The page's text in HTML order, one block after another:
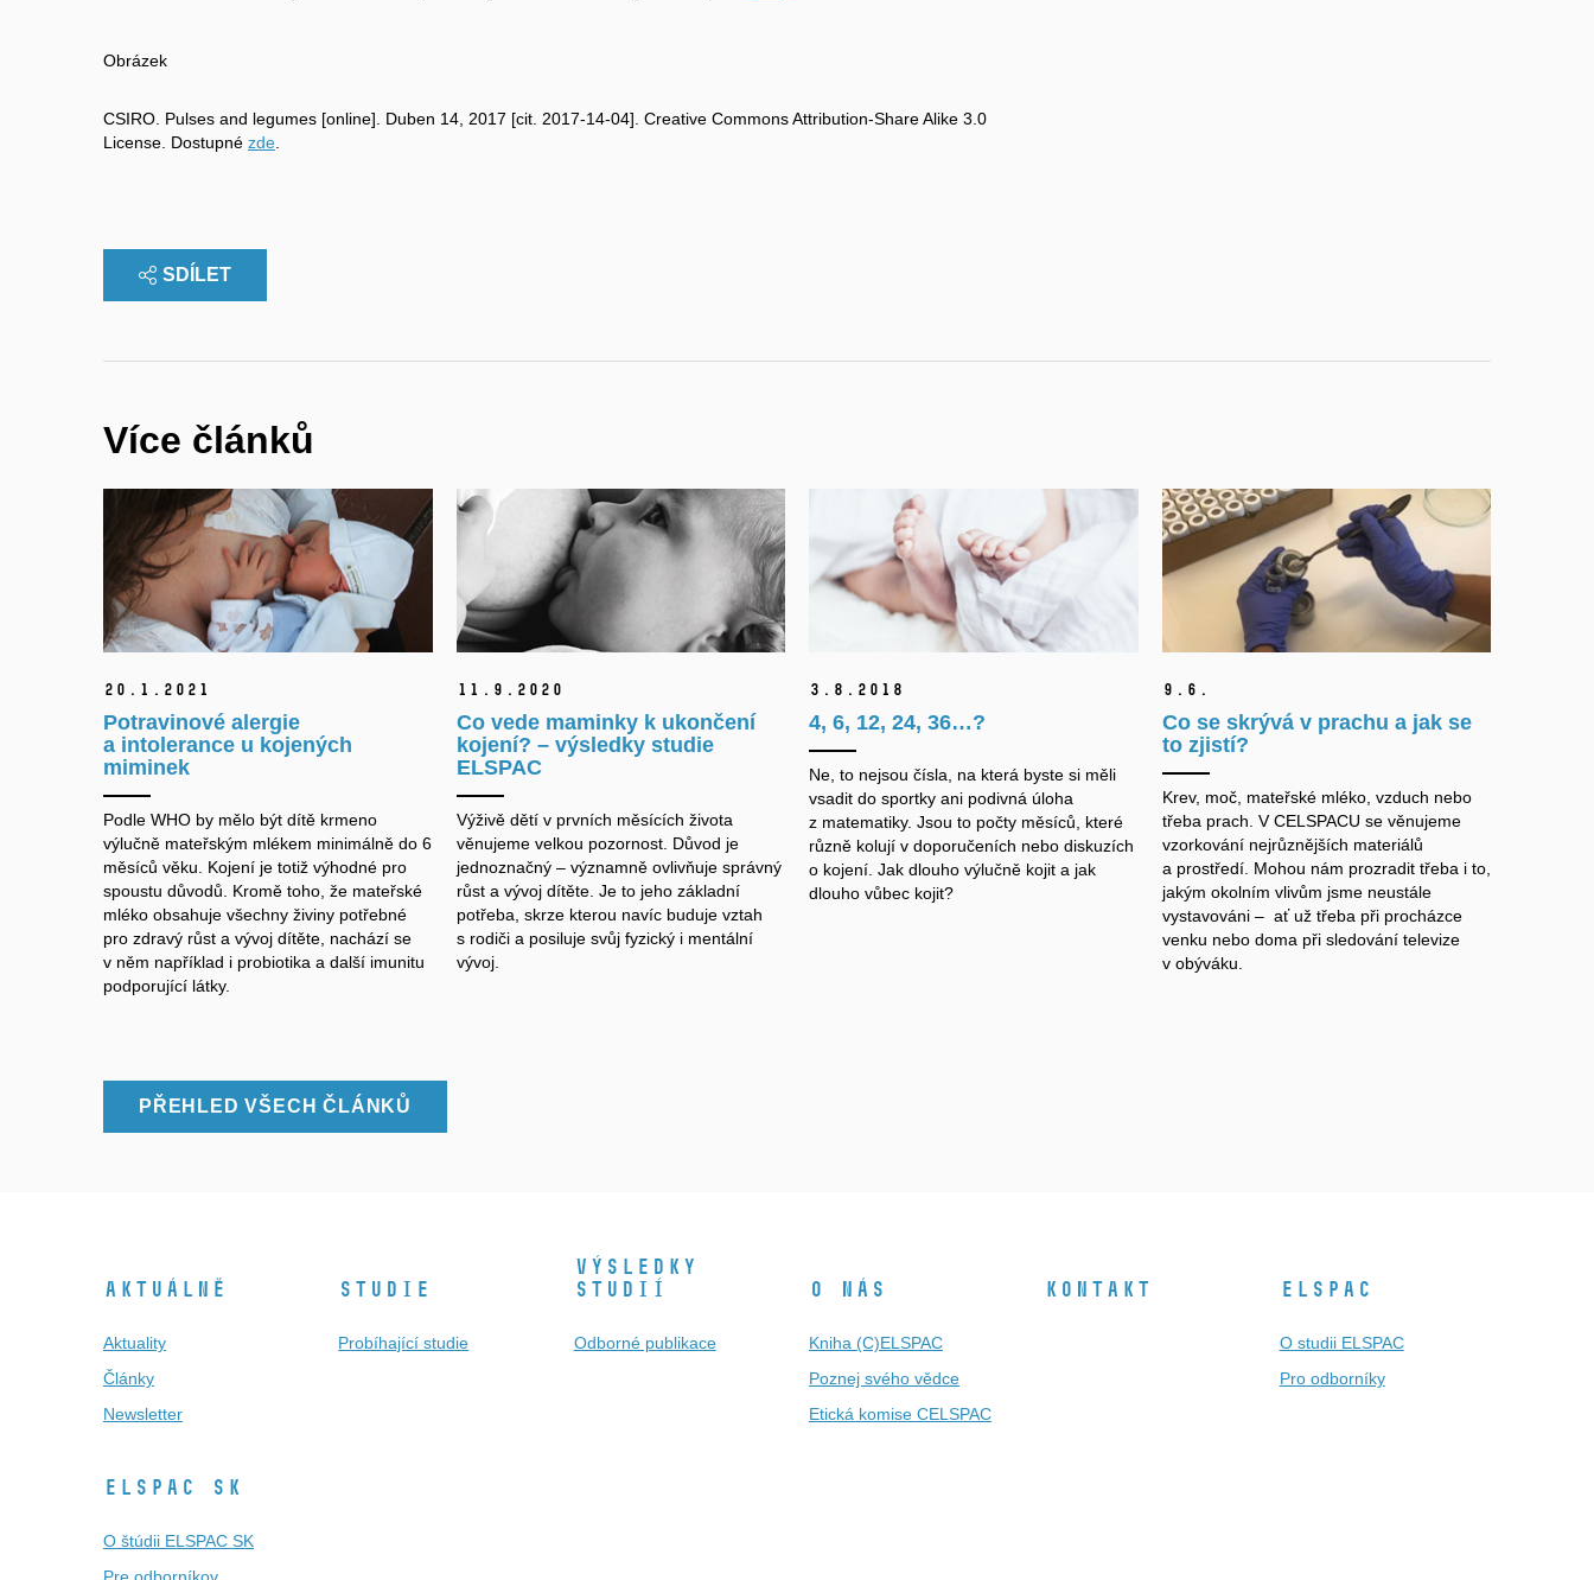
Obrázek
CSIRO. Pulses and legumes [online]. Duben 14, 2017 [cit. 2017-14-04]. Creative Commons Attribution-Share Alike 3.0
License. Dostupné zde
SDÍLET
Více článků
20. 1. 2021
Potravinové alergie
a intolerance u kojených
miminek
Podle WHO by mělo být dítě krmeno
výlučně mateřským mlékem minimálně do 6
měsíců věku. Kojení je totiž výhodné pro
spoustu důvodů. Kromě toho, že mateřské
mléko obsahuje všechny živiny potřebné
pro zdravý růst a vývoj dítěte, nachází se
v něm například i probiotika a další imunitu
podporující látky.
11. 9. 2020
Co vede maminky k ukončení
kojení? – výsledky studie
ELSPAC
Výživě dětí v prvních měsících života
věnujeme velkou pozornost. Důvod je
jednoznačný – významně ovlivňuje správný
růst a vývoj dítěte. Je to jeho základní
potřeba, skrze kterou navíc buduje vztah
s rodiči a posiluje svůj fyzický i mentální
vývoj.
3. 8. 2018
4, 6, 12, 24, 36…?
Ne, to nejsou čísla, na která byste si měli
vsadit do sportky ani podivná úloha
z matematiky. Jsou to počty měsíců, které
různě kolují v doporučeních nebo diskuzích
o kojení. Jak dlouho výlučně kojit a jak
dlouho vůbec kojit?
9. 6.
Co se skrývá v prachu a jak se
to zjistí?
Krev, moč, mateřské mléko, vzduch nebo
třeba prach. V CELSPACU se věnujeme
vzorkování nejrůznějších materiálů
a prostředí. Mohou nám prozradit třeba i to,
jakým okolním vlivům jsme neustále
vystavováni – ať už třeba při procházce
venku nebo doma při sledování televize
v obýváku.
PŘEHLED VŠECH ČLÁNKŮ
Aktuálně
Aktuality
Články
Newsletter
Studie
Probíhající studie
Výsledky
studií
Odborné publikace
O nás
Kniha (C)ELSPAC
Poznej svého vědce
Etická komise CELSPAC
Kontakt ELSPAC
O studii ELSPAC
Pro odborníky
ELSPAC SK
O štúdii ELSPAC SK